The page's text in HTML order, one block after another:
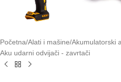
Početna/Alati i mašine/Akumulatorski
Aku udarni odvijači - zavrtači